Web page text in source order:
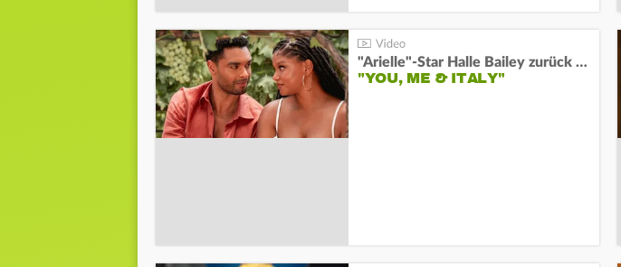
"Arielle"-Star Halle Bailey zurück auf der Leinwand:
"YOU, ME & ITALY"